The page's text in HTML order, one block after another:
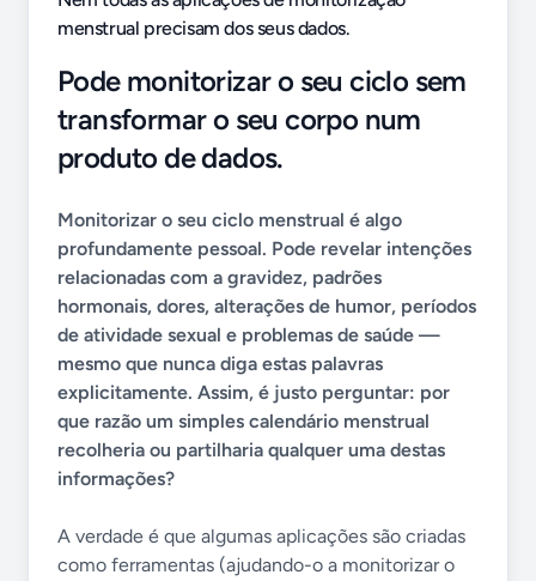
menstrual precisam dos seus dados.
Pode monitorizar o seu ciclo sem
transformar o seu corpo num
produto de dados.
Monitorizar o seu ciclo menstrual é algo
profundamente pessoal. Pode revelar intenções
relacionadas com a gravidez, padrões
hormonais, dores, alterações de humor, períodos
de atividade sexual e problemas de saúde —
mesmo que nunca diga estas palavras
explicitamente. Assim, é justo perguntar: por
que razão um simples calendário menstrual
recolheria ou partilharia qualquer uma destas
informações?
A verdade é que algumas aplicações são criadas
como ferramentas (ajudando-o a monitorizar o